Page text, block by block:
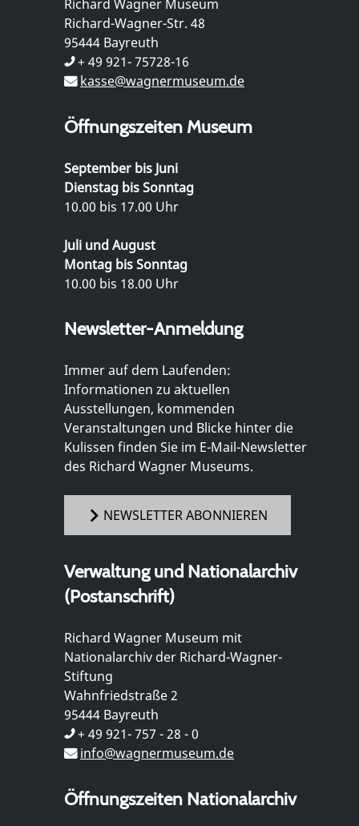
Richard Wagner Museum
Richard-Wagner-Str. 48
95444 Bayreuth
+ 49 921- 75728-16
kasse@wagnermuseum.de
Öffnungszeiten Museum
September bis Juni
Dienstag bis Sonntag
10.00 bis 17.00 Uhr
Juli und August
Montag bis Sonntag
10.00 bis 18.00 Uhr
Newsletter-Anmeldung
Immer auf dem Laufenden:
Informationen zu aktuellen
Ausstellungen, kommenden
Veranstaltungen und Blicke hinter die
Kulissen finden Sie im E-Mail-Newsletter
des Richard Wagner Museums.
NEWSLETTER ABONNIEREN
Verwaltung und Nationalarchiv
(Postanschrift)
Richard Wagner Museum mit
Nationalarchiv der Richard-Wagner-
Stiftung
Wahnfriedstraße 2
95444 Bayreuth
+ 49 921- 757 - 28 - 0
info@wagnermuseum.de
Öffnungszeiten Nationalarchiv